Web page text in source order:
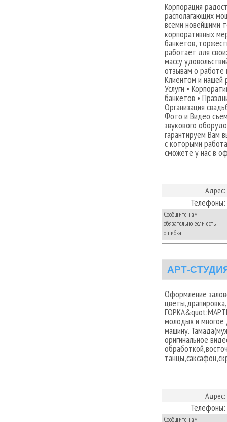
Корпорация
располагающих
всеми новейшими
корпоративных
банкетов,
работает для
массу
отзывам о
Клиентом и нашей
Услуги •
банкетов •
Организация
Фото и Видео
звукового
гарантируем Вам
с которыми
сможете у нас в
Адрес:
Телефоны:
Сообщите нам
обязательно, если есть
ошибка:
АРТ-
Оформление
молодых и многое
машину.
оригинальное
Адрес:
Телефоны:
Сообщите нам